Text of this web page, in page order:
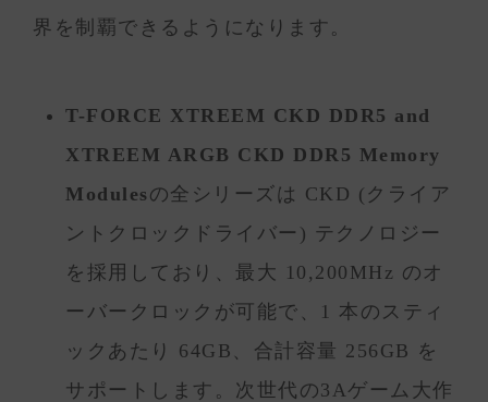
界を制覇できるようになります。
T-FORCE XTREEM CKD DDR5 and
XTREEM ARGB CKD DDR5 Memory
Modulesの全シリーズは CKD (クライア
ントクロックドライバー) テクノロジー
を採用しており、最大 10,200MHz のオ
ーバークロックが可能で、1 本のスティ
ックあたり 64GB、合計容量 256GB を
サポートします。次世代の3Aゲーム大作